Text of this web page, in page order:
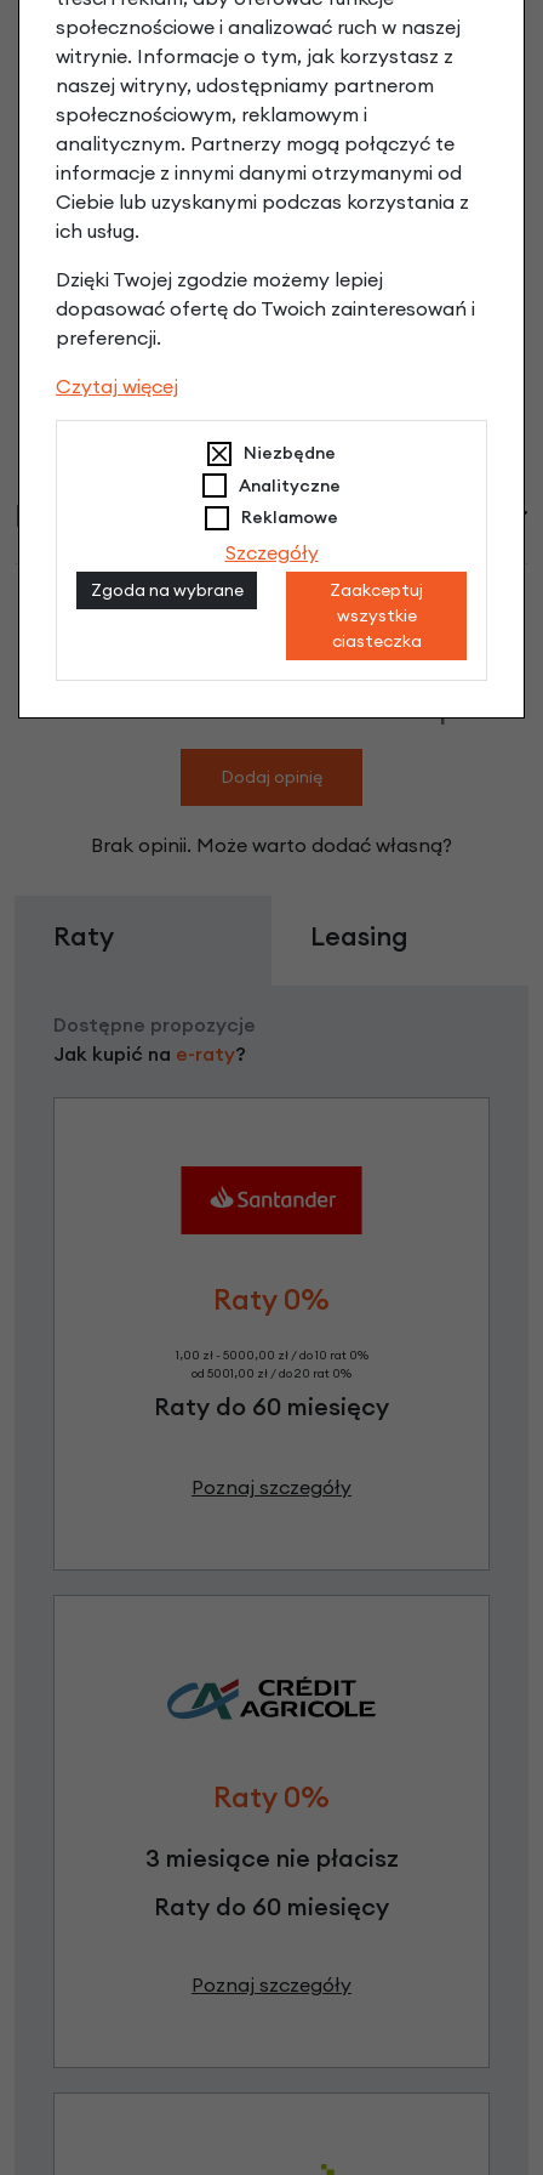
Informacje handlowe
Kask rowerowy Bobike Kids Vanilla Cup
Cake Rozmiar XXS: 44-48 cm opinie
Dodaj opinię
Brak opinii. Może warto dodać własną?
Raty Leasing
Dostępne propozycje
Jak kupić na e-raty?
Raty 0%
1,00 zł - 5000,00 zł / do 10 rat 0%
od 5001,00 zł / do 20 rat 0%
Raty do 60 miesięcy
Poznaj szczegóły
Raty 0%
3 miesiące nie płacisz
Raty do 60 miesięcy
Poznaj szczegóły
społecznościowe i analizować ruch w naszej
witrynie. Informacje o tym, jak korzystasz z
naszej witryny, udostępniamy partnerom
społecznościowym, reklamowym i
analitycznym. Partnerzy mogą połączyć te
informacje z innymi danymi otrzymanymi od
Ciebie lub uzyskanymi podczas korzystania z
ich usług.
Dzięki Twojej zgodzie możemy lepiej
dopasować ofertę do Twoich zainteresowań i
preferencji.
Czytaj więcej
Niezbędne
Analityczne
Reklamowe
Szczegóły
Zgoda na wybrane
Zaakceptuj
wszystkie
ciasteczka